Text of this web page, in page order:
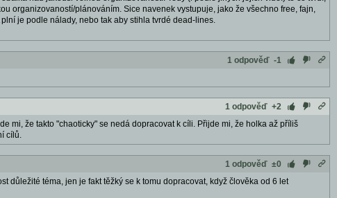
organizovaností/plánováním. Sice navenek vystupuje, jako že všechno free, fajn,
je podle nálady, nebo tak aby stihla tvrdé dead-lines.
1 odpověď -1
1 odpověď +2
mi, že takto "chaoticky" se nedá dopracovat k cíli. Přijde mi, že holka až příliš
cílů.
1 odpověď ±0
důležité téma, jen je fakt těžký se k tomu dopracovat, když člověka od 6 let